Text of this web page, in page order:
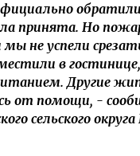
принята. Но
мы не успели
в
Другие
от помощи, -
сельского